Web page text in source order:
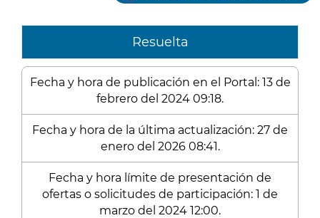
Resuelta
Fecha y hora de publicación en el Portal: 13 de
febrero del 2024 09:18.
Fecha y hora de la última actualización: 27 de
enero del 2026 08:41.
Fecha y hora límite de presentación de
ofertas o solicitudes de participación: 1 de
marzo del 2024 12:00.